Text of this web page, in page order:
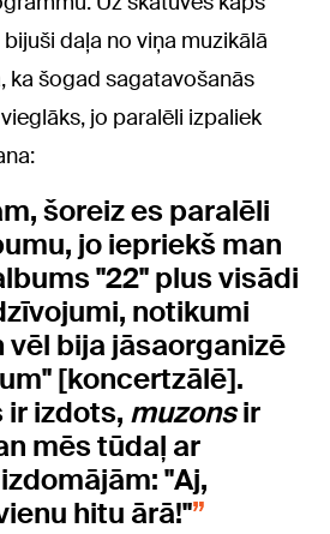
daļa no viņa muzikālā
ka šogad sagatavošanās
jo paralēli izpaliek
šoreiz es paralēli
jo iepriekš man
"22" plus visādi
notikumi
vēl bija jāsaorganizē
[koncertzālē].
ir izdots, muzonsir
mēs tūdaļ ar
"Aj,
hitu ārā!"